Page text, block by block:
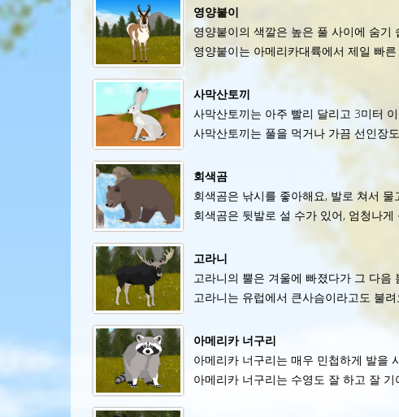
영양붙이
영양붙이의 색깔은 높은 풀 사이에 숨기
영양붙이는 아메리카대륙에서 제일 빠
사막산토끼
사막산토끼는 아주 빨리 달리고 3미터
사막산토끼는 풀을 먹거나 가끔 선인장
회색곰
회색곰은 낚시를 좋아해요, 발로 쳐서 물
회색곰은 뒷발로 설 수가 있어, 엄청나
고라니
고라니의 뿔은 겨울에 빠졌다가 그 다음
고라니는 유럽에서 큰사슴이라고도 불려
아메리카 너구리
아메리카 너구리는 매우 민첩하게 발을
아메리카 너구리는 수영도 잘 하고 잘 기